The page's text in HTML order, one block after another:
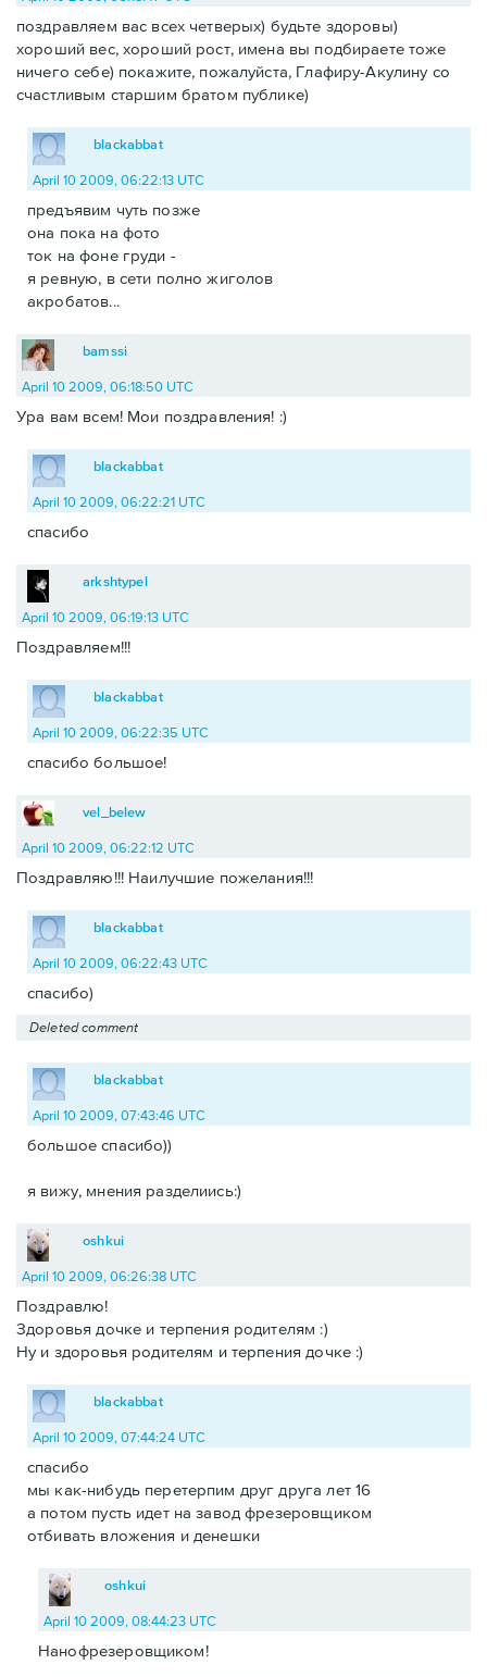
поздравляем вас всех четверых) будьте здоровы)
хороший вес, хороший рост, имена вы подбираете тоже
ничего себе) покажите, пожалуйста, Глафиру-Акулину со
счастливым старшим братом публике)
blackabbat
April 10 2009, 06:22:13 UTC
предъявим чуть позже
она пока на фото
ток на фоне груди -
я ревную, в сети полно жиголов
акробатов...
bamssi
April 10 2009, 06:18:50 UTC
Ура вам всем! Мои поздравления! :)
blackabbat
April 10 2009, 06:22:21 UTC
спасибо
arkshtypel
April 10 2009, 06:19:13 UTC
Поздравляем!!!
blackabbat
April 10 2009, 06:22:35 UTC
спасибо большое!
vel_belew
April 10 2009, 06:22:12 UTC
Поздравляю!!! Наилучшие пожелания!!!
blackabbat
April 10 2009, 06:22:43 UTC
спасибо)
Deleted comment
blackabbat
April 10 2009, 07:43:46 UTC
большое спасибо))
я вижу, мнения разделиись:)
oshkui
April 10 2009, 06:26:38 UTC
Поздравлю!
Здоровья дочке и терпения родителям :)
Ну и здоровья родителям и терпения дочке :)
blackabbat
April 10 2009, 07:44:24 UTC
спасибо
мы как-нибудь перетерпим друг друга лет 16
а потом пусть идет на завод фрезеровщиком
отбивать вложения и денешки
oshkui
April 10 2009, 08:44:23 UTC
Нанофрезеровщиком!